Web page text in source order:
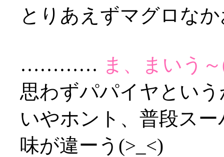
とりあえずマグロな
………… ま、まいう
思わずパパイヤとい
いやホント、普段ス
味が違ーう(>_<)